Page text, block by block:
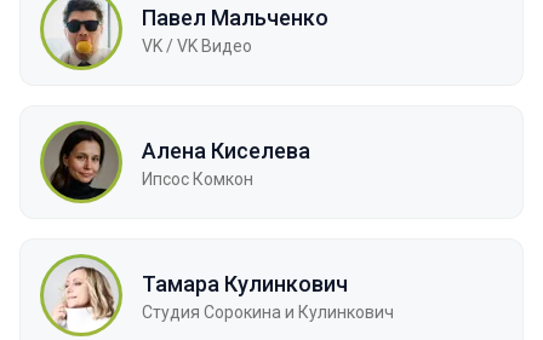
Павел Мальченко
VK / VK Видео
Алена Киселева
Ипсос Комкон
Тамара Кулинкович
Студия Сорокина и Кулинкович